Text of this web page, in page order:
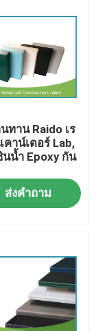
ย
ทาน Raido เร
คาน์เตอร์ Lab,
นน้ำ Epoxy กัน
ส่งคำถาม